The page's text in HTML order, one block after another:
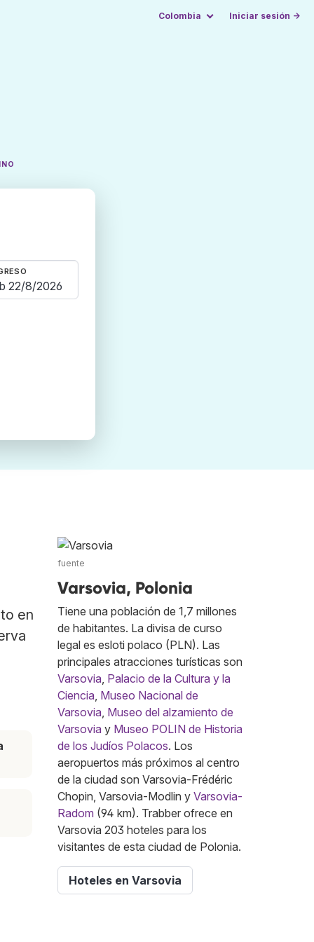
Colombia Iniciar sesión →
en
fuente
Varsovia, Polonia
Tiene una población de 1,7 millones
de habitantes. La divisa de curso
legal es esloti polaco (PLN). Las
principales atracciones turísticas son
Varsovia, Palacio de la Cultura y la
Ciencia, Museo Nacional de
Varsovia, Museo del alzamiento de
Varsovia y Museo POLIN de Historia
de los Judíos Polacos. Los
aeropuertos más próximos al centro
de la ciudad son Varsovia-Frédéric
Chopin, Varsovia-Modlin y Varsovia-
Radom (94 km). Trabber ofrece en
Varsovia 203 hoteles para los
visitantes de esta ciudad de Polonia.
Hoteles en Varsovia